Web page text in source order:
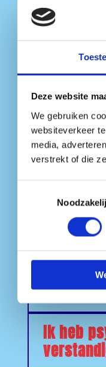
Deze website
We gebruiken
websiteverkeer
media,
verstrekt of die
Hoe zit
Ik ben
Is er
Is er
Ik
Ik heb
Ik heb